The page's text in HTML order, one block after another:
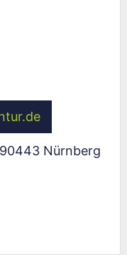
90443 Nürnberg